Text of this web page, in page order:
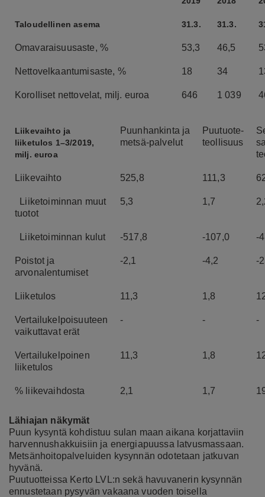
Taloudellinen asema 31.3. 31.3.
Omavaraisuusaste, % 53,3 46,5
Nettovelkaantumisaste, % 18 34
Korolliset nettovelat, milj. euroa 646 1 039
Liikevaihto ja
liiketulos 1–3/2019,
milj. euroa
Puunhankinta ja
metsä-palvelut
Puutuote-
teollisuus
Liikevaihto 525,8 111,3
Liiketoiminnan muut
tuotot
5,3 1,7
Liiketoiminnan kulut -517,8 -107,0 -
Poistot ja
arvonalentumiset
-2,1 -4,2 -
Liiketulos 11,3 1,8
Vertailukelpoisuuteen
vaikuttavat erät
- - -
Vertailukelpoinen
liiketulos
11,3 1,8
% liikevaihdosta 2,1 1,7
Lähiajan näkymät
Puun kysyntä kohdistuu sulan maan aikana korjattaviin
harvennushakkuisiin ja energiapuussa latvusmassaan.
Metsänhoitopalveluiden kysynnän odotetaan jatkuvan
hyvänä.
Puutuotteissa Kerto LVL:n sekä havuvanerin kysynnän
ennustetaan pysyvän vakaana vuoden toisella